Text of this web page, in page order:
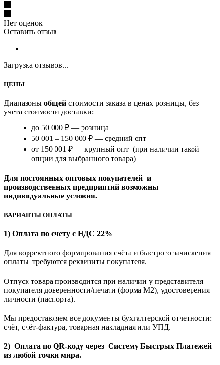
Нет оценок
Оставить отзыв
Загрузка отзывов...
ЦЕНЫ
Диапазоны общей стоимости заказа в ценах розницы, без
учета стоимости доставки:
до 50 000 ₽ — розница
50 001 – 150 000 ₽ — средний опт
от 150 001 ₽ — крупный опт (при наличии такой
опции для выбранного товара)
Для постоянных оптовых покупателей и
производственных предприятий возможны
индивидуальные условия.
ВАРИАНТЫ ОПЛАТЫ
1) Оплата по счету с НДС 22%
Для корректного формирования счёта и быстрого зачисления
оплаты требуются реквизиты покупателя.
Отпуск товара производится при наличии у представителя
покупателя доверенности/печати (форма M2), удостоверения
личности (паспорта).
Мы предоставляем все документы бухгалтерской отчетности:
счёт, счёт-фактура, товарная накладная или УПД.
2) Оплата по QR-коду через Систему Быстрых Платежей
из любой точки мира.